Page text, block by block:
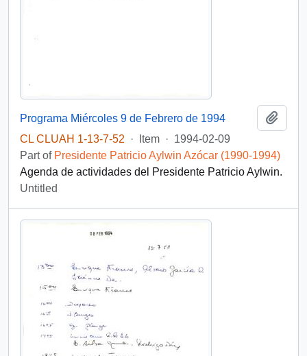
Programa Miércoles 9 de Febrero de 1994
CL CLUAH 1-13-7-52
· Item · 1994-02-09
Part of Presidente Patricio Aylwin Azócar (1990-1994)
Agenda de actividades del Presidente Patricio Aylwin.
Untitled